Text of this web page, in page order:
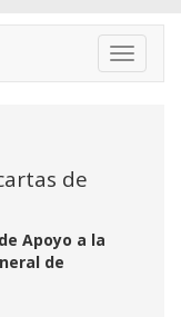
Toggle
de
Apoyo a la
de